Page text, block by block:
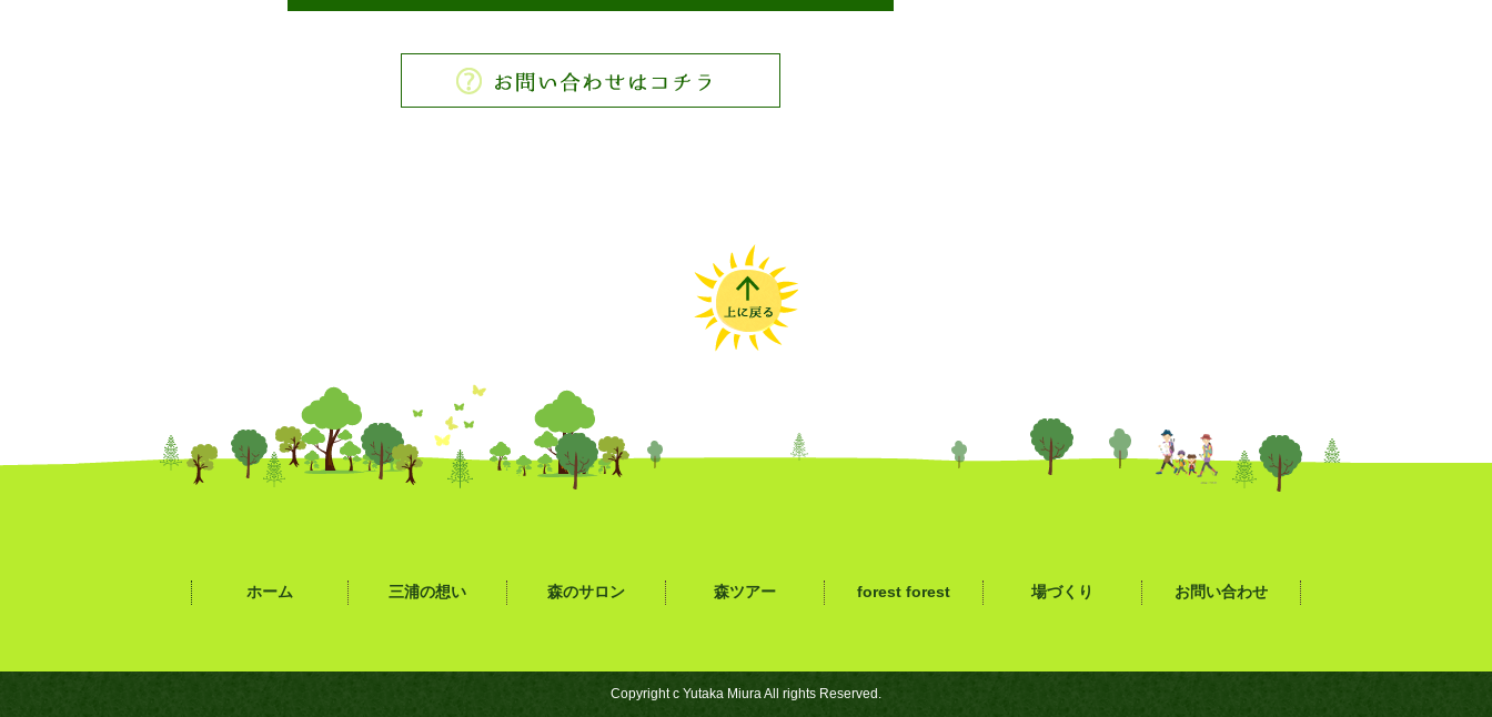
ホーム 三浦の想い 森のサロン 森ツアー forest forest 場づくり お問い合わせ
Copyright c Yutaka Miura All rights Reserved.